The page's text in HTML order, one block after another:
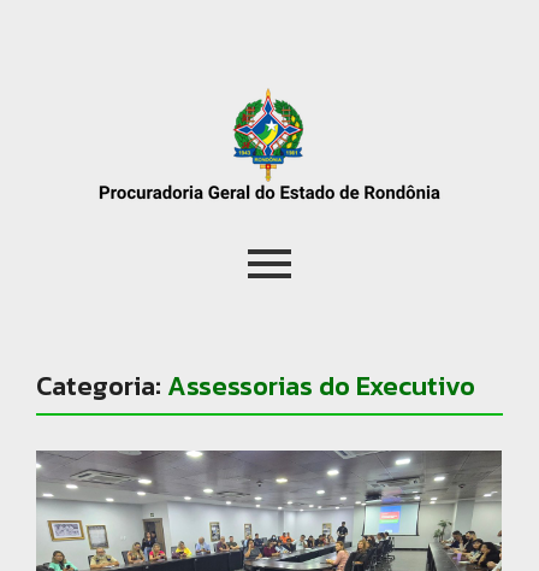
Categoria: Assessorias do Executivo